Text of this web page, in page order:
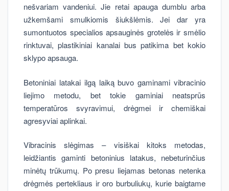
nešvariam vandeniui. Jie retai apauga dumblu arba
užkemšami smulkiomis šiukšlėmis. Jei dar yra
sumontuotos specialios apsauginės grotelės ir smėlio
rinktuvai, plastikiniai kanalai bus patikima bet kokio
sklypo apsauga.
Betoniniai latakai ilgą laiką buvo gaminami vibracinio
liejimo metodu, bet tokie gaminiai neatsprūs
temperatūros svyravimui, drėgmei ir chemiškai
agresyviai aplinkai.
Vibracinis slėgimas – visiškai kitoks metodas,
leidžiantis gaminti betoninius latakus, nebeturinčius
minėtų trūkumų. Po presu liejamas betonas netenka
drėgmės pertekliaus ir oro burbuliukų, kurie baigtame